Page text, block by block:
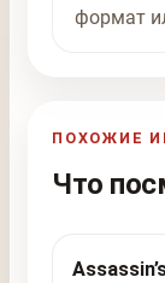
формат
ПОХОЖИЕ
Что